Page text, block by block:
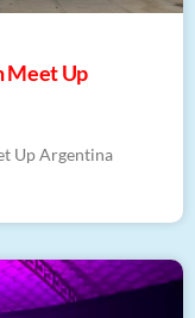
Meet Up
Up Argentina